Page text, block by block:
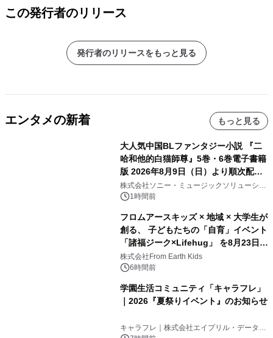
この発行者のリリース
発行者のリリースをもっと見る
エンタメの新着 もっと見る
大人気中国BLファンタジー小説 『二
哈和他的白猫師尊』5巻・6巻電子書籍
版 2026年8月9日（日）より順次配信
開始
株式会社ソニー・ミュージックソリューショ
ンズ1時間前
フロムアースキッズ × 地域 × 大学生が
創る、 子どもたちの「自育」イベント
「諸福ジーク×Lifehug」 を8月23日
(日)開催
株式会社From Earth Kids
6時間前
学園生活コミュニティ「キャラフレ」
｜2026『夏祭りイベント』のお知らせ
キャラフレ｜株式会社エイプリル・データ・